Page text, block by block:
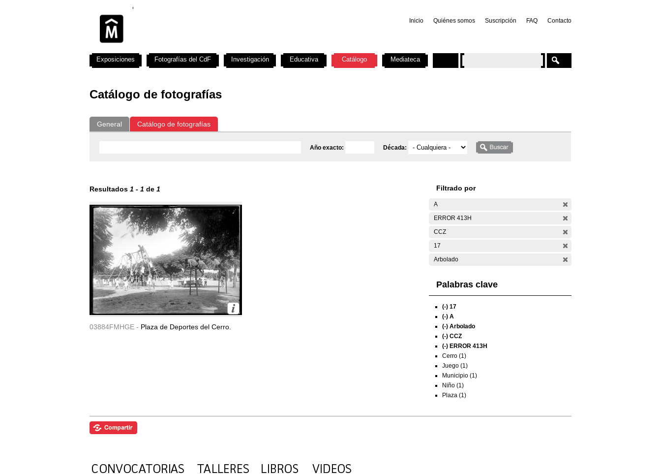
Inicio Quiénes somos Suscripción FAQ Contacto
Catálogo de fotografías
General Catálogo de fotografías
Año exacto: Década:
Resultados 1 - 1 de 1
03884FMHGE - Plaza de Deportes del Cerro.
Filtrado por
A
ERROR 413H
CCZ
17
Arbolado
Palabras clave
(-) 17
(-) A
(-) Arbolado
(-) CCZ
(-) ERROR 413H
Cerro (1)
Juego (1)
Municipio (1)
Niño (1)
Plaza (1)
Exposiciones Fotografías del CdF Investigación Educativa Catálogo Mediateca